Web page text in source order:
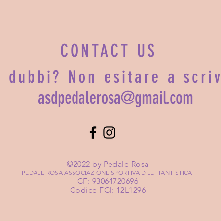
0 commenti
CONTACT US
dubbi? Non esitare a
asdpedalerosa@gmail.com
©2022 by Pedale Rosa
PEDALE ROSA ASSOCIAZIONE SPORTIVA DILETTANTISTICA
CF: 93064720696
Codice FCI: 12L1296